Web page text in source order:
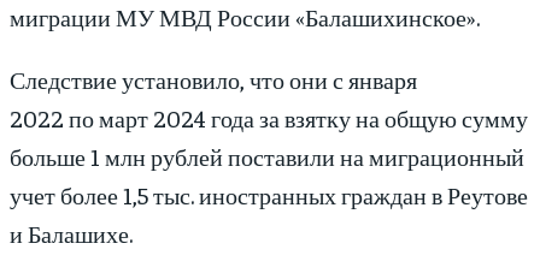
миграции МУ МВД России «Балашихинское».
Следствие установило, что они с января
2022 по март 2024 года за взятку на общую сумму
больше 1 млн рублей поставили на миграционный
учет более 1,5 тыс. иностранных граждан в Реутове
и Балашихе.